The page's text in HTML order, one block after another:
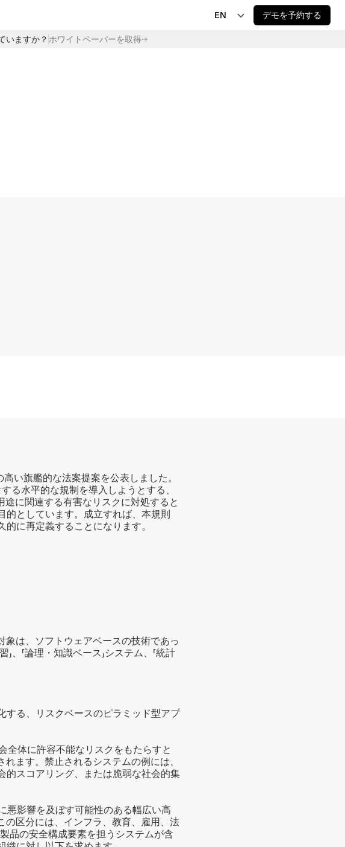
いますか？ ホワイトペーパーを取得
EN デモを予約する
い旗艦的な法案提案を公表しました。
る水平的な規制を導入しようとする、
に関連する有害なリスクに対処すると
的としています。成立すれば、本規則
に再定義することになります。
は、ソフトウェアベースの技術であっ
「論理・知識ベース」システム、「統計
する、リスクベースのピラミッド型アプ
全体に許容不能なリスクをもたらすと
ます。禁止されるシステムの例には、
的スコアリング、または脆弱な社会的集
悪影響を及ぼす可能性のある幅広い高
の区分には、インフラ、教育、雇用、法
品の安全構成要素を担うシステムが含